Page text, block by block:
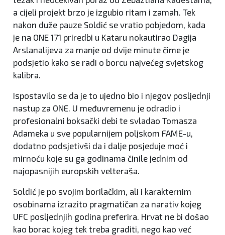
a cijeli projekt brzo je izgubio ritam i zamah. Tek
nakon duže pauze Soldić se vratio pobjedom, kada
je na ONE 171 priredbi u Kataru nokautirao Dagija
Arslanalijeva za manje od dvije minute čime je
podsjetio kako se radi o borcu najvećeg svjetskog
kalibra.
Ispostavilo se da je to ujedno bio i njegov posljednji
nastup za ONE. U međuvremenu je odradio i
profesionalni boksački debi te svladao Tomasza
Adameka u sve popularnijem poljskom FAME-u,
dodatno podsjetivši da i dalje posjeduje moć i
mirnoću koje su ga godinama činile jednim od
najopasnijih europskih velteraša.
Soldić je po svojim borilačkim, ali i karakternim
osobinama izrazito pragmatičan za narativ kojeg
UFC posljednjih godina preferira. Hrvat ne bi došao
kao borac kojeg tek treba graditi, nego kao već